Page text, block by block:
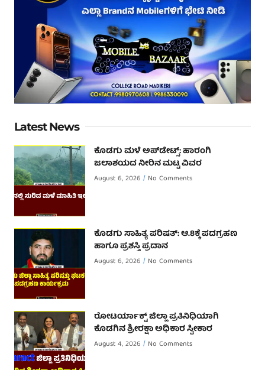
Latest News
ಕೊಡಗು ಮಳೆ ಅಪ್‌ಡೇಟ್ಸ್: ಹಾರಂಗಿ
ಜಲಾಶಯದ ನೀರಿನ ಮಟ್ಟ ವಿವರ
August 6, 2026 No Comments
ಕೊಡಗು ಸಾಹಿತ್ಯ ಪರಿಷತ್: ಆ.8ಕ್ಕೆ ಪದಗ್ರಹಣ
ಹಾಗೂ ಪ್ರಶಸ್ತಿ ಪ್ರದಾನ
August 6, 2026 No Comments
ರೋಟರ್ಯಾಕ್ಟ್ ಜಿಲ್ಲಾ ಪ್ರತಿನಿಧಿಯಾಗಿ
ಕೊಡಗಿನ ಶ್ರೀರಕ್ಷಾ ಅಧಿಕಾರ ಸ್ವೀಕಾರ
August 4, 2026 No Comments